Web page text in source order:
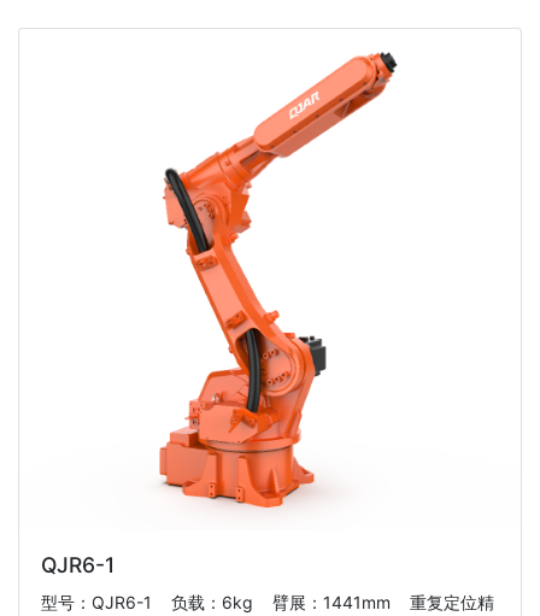
QJR6-1
型号：QJR6-1 负载：6kg 臂展：1441mm 重复定位精